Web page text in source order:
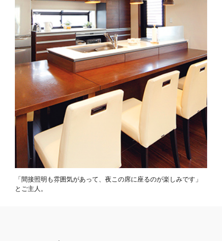
「間接照明も雰囲気があって、夜この席に座るのが楽しみです」
とご主人。